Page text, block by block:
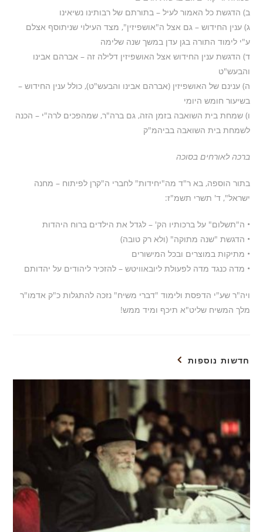
ב) הדגשת כל האמור לעיל – בתורתם של רבותינו נשיאינו
ג) ענין החידוש – גם אצל ה"אושפיזין", מצד העילוי שניתוסף אצלם
ע"י לימוד התורה בגן עדן במשך שנה שלימה
ד) הדגשת ענין החידוש אצל האושפיזין דלילה זה – אברהם אבינו
והבעש"ט
ה) ענינם של האושפיזין (אברהם אבינו והבעש"ט), כולל ענין החידוש –
בשיעור חומש היומי
ו) שמחת בית השואבה בזמן הזה, גם ברה"ר, שמהפכים לרה"י – הכנה
לשמחת בית השואבה בביהמ"ק
ברכה לאורחים בסוכה
בתור הוספה, בא ר"ד מה"יחידות" לחברי ה"קרן לפיתוח – מחנה
ישראל", ד' תשרי תשמ"ז:
• ה"תשלום" על ברכותיו הק' – לגדל את הילדים ברוח היהדות
• הדגשת "שנה מתוקה" (ולא רק טובה)
• מתיקות במוצרים ובכל המישורים
• מדה כנגד מדה לפעולת ליובאוויטש – להזכיר ליהודים על יהדותם
ויה"ר שע"י הדפסת ולימוד "דברי משיח" נזכה להתגלות כ"ק אדמו"ר
מלך המשיח שליט"א תיכף ומיד ממש!
חדשות נוספות